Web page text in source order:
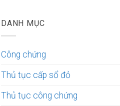
DANH MỤC
Công chứng
Thủ tục cấp sổ đỏ
Thủ tục công chứng